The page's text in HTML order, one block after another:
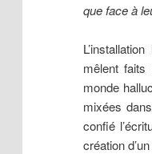
que face à
mêlent
monde
mixées
confié
création